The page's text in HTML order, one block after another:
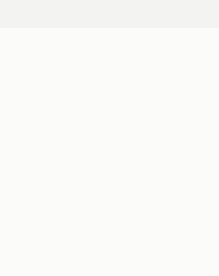
בַּדְּבָרִ֔ים אֲשֶׁ֥ר
וּבַיּ֣וֹם
לְכׇל־הָעָ֗ם